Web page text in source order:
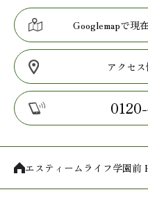
Googlemapで現
アクセ
エスティームライフ学園前